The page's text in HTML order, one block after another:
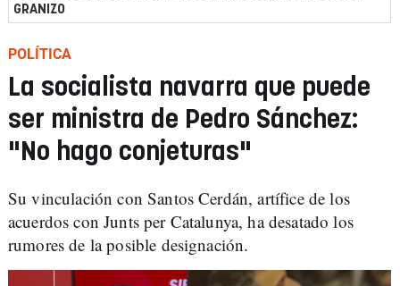
GRANIZO
POLÍTICA
La socialista navarra que puede
ser ministra de Pedro Sánchez:
"No hago conjeturas"
Su vinculación con Santos Cerdán, artífice de los
acuerdos con Junts per Catalunya, ha desatado los
rumores de la posible designación.